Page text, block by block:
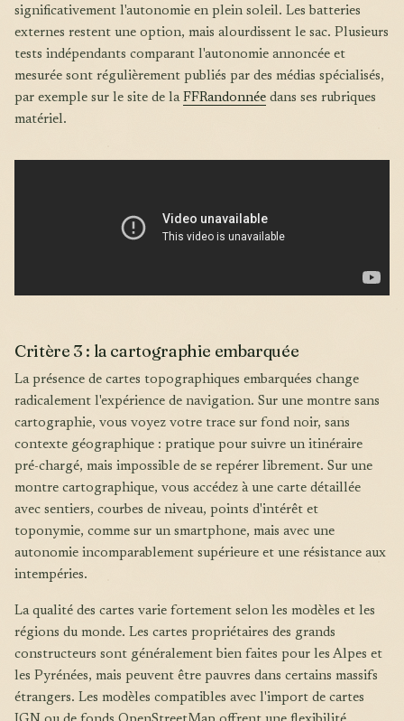
significativement l'autonomie en plein soleil. Les batteries
externes restent une option, mais alourdissent le sac. Plusieurs
tests indépendants comparant l'autonomie annoncée et
mesurée sont régulièrement publiés par des médias spécialisés,
par exemple sur le site de la FFRandonnée dans ses rubriques
matériel.
Critère 3 : la cartographie embarquée
La présence de cartes topographiques embarquées change
radicalement l'expérience de navigation. Sur une montre sans
cartographie, vous voyez votre trace sur fond noir, sans
contexte géographique : pratique pour suivre un itinéraire
pré-chargé, mais impossible de se repérer librement. Sur une
montre cartographique, vous accédez à une carte détaillée
avec sentiers, courbes de niveau, points d'intérêt et
toponymie, comme sur un smartphone, mais avec une
autonomie incomparablement supérieure et une résistance aux
intempéries.
La qualité des cartes varie fortement selon les modèles et les
régions du monde. Les cartes propriétaires des grands
constructeurs sont généralement bien faites pour les Alpes et
les Pyrénées, mais peuvent être pauvres dans certains massifs
étrangers. Les modèles compatibles avec l'import de cartes